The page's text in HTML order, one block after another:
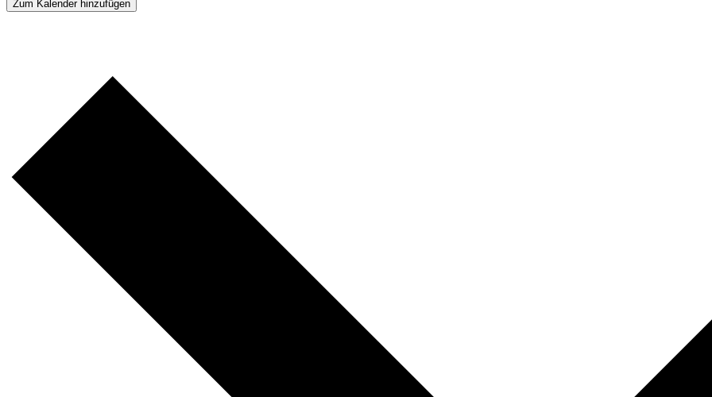
Zum Kalender hinzufügen